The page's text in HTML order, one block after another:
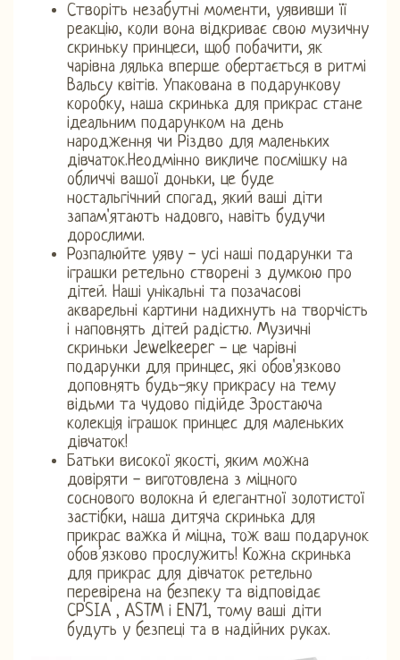
Створіть незабутні моменти, уявивши її
реакцію, коли вона відкриває свою музичну
скриньку принцеси, щоб побачити, як
чарівна лялька вперше обертається в ритмі
Вальсу квітів. Упакована в подарункову
коробку, наша скринька для прикрас стане
ідеальним подарунком на день
народження чи Різдво для маленьких
дівчаток.Неодмінно викличе посмішку на
обличчі вашої доньки, це буде
ностальгічний спогад, який ваші діти
запам'ятають надовго, навіть будучи
дорослими.
Розпалюйте уяву - усі наші подарунки та
іграшки ретельно створені з думкою про
дітей. Наші унікальні та позачасові
акварельні картини надихнуть на творчість
і наповнять дітей радістю. Музичні
скриньки Jewelkeeper - це чарівні
подарунки для принцес, які обов'язково
доповнять будь-яку прикрасу на тему
відьми та чудово підійде Зростаюча
колекція іграшок принцес для маленьких
дівчаток!
Батьки високої якості, яким можна
довіряти - виготовлена ​​з міцного
соснового волокна й елегантної золотистої
застібки, наша дитяча скринька для
прикрас важка й міцна, тож ваш подарунок
обов’язково прослужить! Кожна скринька
для прикрас для дівчаток ретельно
перевірена на безпеку та відповідає
CPSIA , ASTM і EN71, тому ваші діти
будуть у безпеці та в надійних руках.